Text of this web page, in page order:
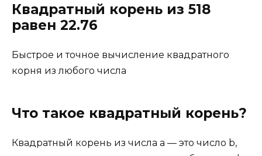
Квадратный корень из 518
равен 22.76
Быстрое и точное вычисление квадратного
корня из любого числа
Что такое квадратный корень?
Квадратный корень из числа a — это число b,